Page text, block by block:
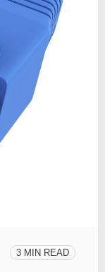
3 MIN READ